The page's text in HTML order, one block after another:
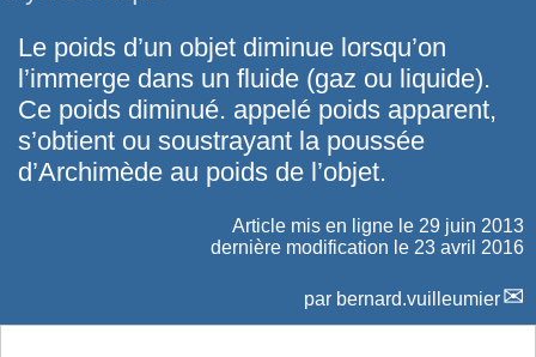
Le poids d’un objet diminue lorsqu’on
l’immerge dans un fluide (gaz ou liquide).
Ce poids diminué. appelé poids apparent,
s’obtient ou soustrayant la poussée
d’Archimède au poids de l’objet.
Article mis en ligne le 29 juin 2013
dernière modification le 23 avril 2016
par bernard.vuilleumier